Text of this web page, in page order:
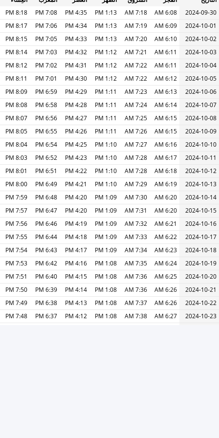
2024-09-30
6:08 AM
7:18 AM
1:13 PM
4:35 PM
7:08 PM
8:18 PM
2024-10-01
6:09 AM
7:19 AM
1:13 PM
4:34 PM
7:06 PM
8:17 PM
2024-10-02
6:10 AM
7:20 AM
1:13 PM
4:33 PM
7:05 PM
8:15 PM
2024-10-03
6:11 AM
7:21 AM
1:12 PM
4:32 PM
7:03 PM
8:14 PM
2024-10-04
6:11 AM
7:22 AM
1:12 PM
4:31 PM
7:02 PM
8:12 PM
2024-10-05
6:12 AM
7:22 AM
1:12 PM
4:30 PM
7:01 PM
8:11 PM
2024-10-06
6:13 AM
7:23 AM
1:11 PM
4:29 PM
6:59 PM
8:09 PM
2024-10-07
6:14 AM
7:24 AM
1:11 PM
4:28 PM
6:58 PM
8:08 PM
2024-10-08
6:15 AM
7:25 AM
1:11 PM
4:27 PM
6:56 PM
8:07 PM
2024-10-09
6:15 AM
7:26 AM
1:11 PM
4:26 PM
6:55 PM
8:05 PM
2024-10-10
6:16 AM
7:27 AM
1:10 PM
4:25 PM
6:54 PM
8:04 PM
2024-10-11
6:17 AM
7:28 AM
1:10 PM
4:23 PM
6:52 PM
8:03 PM
2024-10-12
6:18 AM
7:28 AM
1:10 PM
4:22 PM
6:51 PM
8:01 PM
2024-10-13
6:19 AM
7:29 AM
1:10 PM
4:21 PM
6:49 PM
8:00 PM
2024-10-14
6:20 AM
7:30 AM
1:09 PM
4:20 PM
6:48 PM
7:59 PM
2024-10-15
6:20 AM
7:31 AM
1:09 PM
4:20 PM
6:47 PM
7:57 PM
2024-10-16
6:21 AM
7:32 AM
1:09 PM
4:19 PM
6:46 PM
7:56 PM
2024-10-17
6:22 AM
7:33 AM
1:09 PM
4:18 PM
6:44 PM
7:55 PM
2024-10-18
6:23 AM
7:34 AM
1:09 PM
4:17 PM
6:43 PM
7:54 PM
2024-10-19
6:24 AM
7:35 AM
1:08 PM
4:16 PM
6:42 PM
7:53 PM
2024-10-20
6:25 AM
7:36 AM
1:08 PM
4:15 PM
6:40 PM
7:51 PM
2024-10-21
6:26 AM
7:36 AM
1:08 PM
4:14 PM
6:39 PM
7:50 PM
2024-10-22
6:26 AM
7:37 AM
1:08 PM
4:13 PM
6:38 PM
7:49 PM
2024-10-23
6:27 AM
7:38 AM
1:08 PM
4:12 PM
6:37 PM
7:48 PM